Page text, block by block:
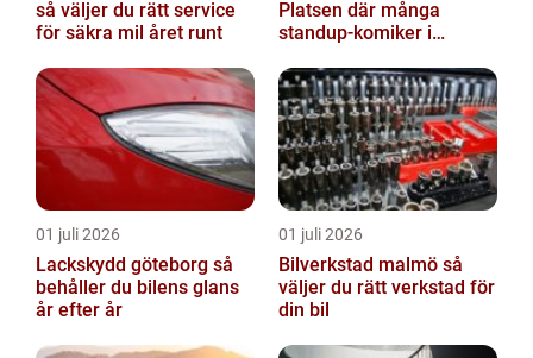
så väljer du rätt service
för säkra mil året runt
Platsen där många
standup-komiker i
01 juli 2026
Lackskydd göteborg så
behåller du bilens glans
år efter år
01 juli 2026
Bilverkstad malmö så
väljer du rätt verkstad för
din bil